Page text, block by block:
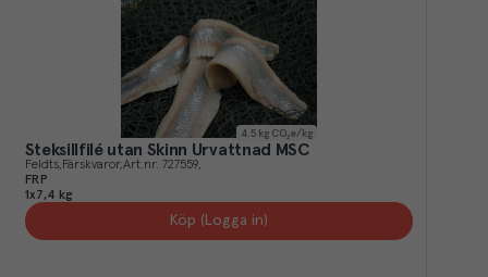
4.5 kg CO₂e/kg
Steksillfilé utan Skinn Urvattnad MSC
Feldts Färskvaror Art.nr. 727559
FRP
1x7,4 kg
Köp (Logga in)